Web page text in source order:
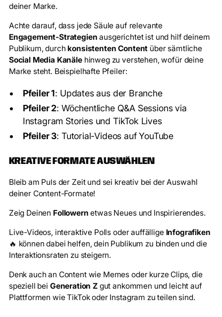
deiner Marke.
Achte darauf, dass jede Säule auf relevante
Engagement-Strategien ausgerichtet ist und hilf deinem
Publikum, durch konsistenten Content über sämtliche
Social Media Kanälehinweg zu verstehen, wofür deine
Marke steht. Beispielhafte Pfeiler:
Pfeiler 1: Updates aus der Branche
Pfeiler 2: Wöchentliche Q&A Sessions via
Instagram Stories und TikTok Lives
Pfeiler 3: Tutorial-Videos auf YouTube
KREATIVE FORMATE AUSWÄHLEN
Bleib am Puls der Zeit und sei kreativ bei der Auswahl
deiner Content-Formate!
Zeig Deinen Followern etwas Neues und Inspirierendes.
Live-Videos, interaktive Polls oder auffällige Infografiken
🔥 können dabei helfen, dein Publikum zu binden und die
Interaktionsraten zu steigern.
Denk auch an Content wie Memes oder kurze Clips, die
speziell bei Generation Zgut ankommen und leicht auf
Plattformen wie TikTok oder Instagram zu teilen sind.